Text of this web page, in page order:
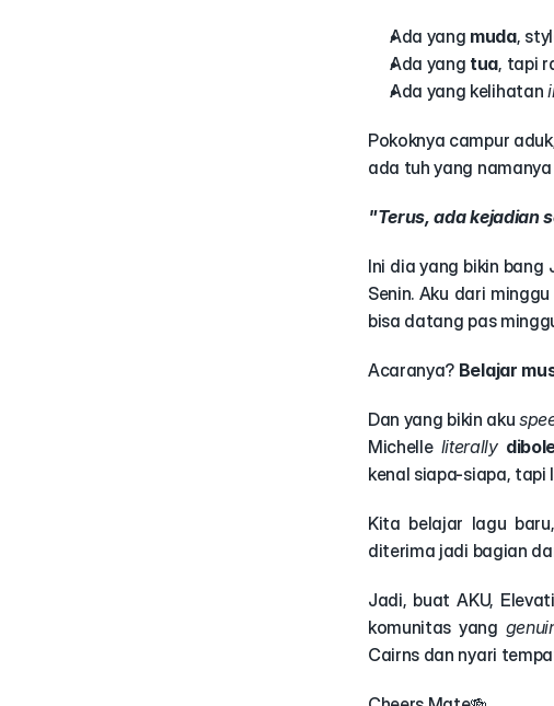
Ada yang muda,
Ada yang tua, tapi
Ada yang kelihatan
Pokoknya campur
ada tuh yang
"Terus, ada kejadian
Ini dia yang bikin bang
Senin. Aku dari
bisa datang pas
Acaranya? Belajar
Dan yang bikin aku
Michelle literally
kenal siapa-siapa, tapi
Kita belajar lagu
diterima jadi bagian
Jadi, buat AKU,
komunitas yang
Cairns dan nyari